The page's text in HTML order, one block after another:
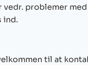
problemer
ind.
til at